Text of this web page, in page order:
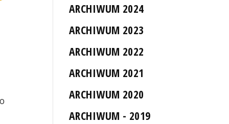
ARCHIWUM 2024
ARCHIWUM 2023
ARCHIWUM 2022
ARCHIWUM 2021
ARCHIWUM 2020
ARCHIWUM - 2019